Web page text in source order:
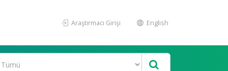
Araştırmacı Girişi English